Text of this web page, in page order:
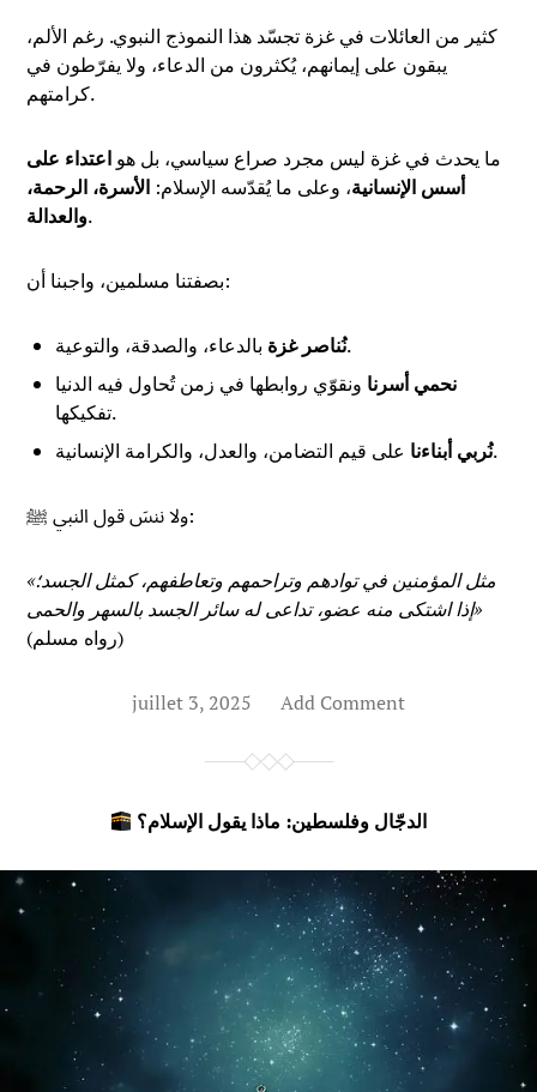
كثير من العائلات في غزة تجسّد هذا النموذج النبوي. رغم الألم،
يبقون على إيمانهم، يُكثرون من الدعاء، ولا يفرّطون في
كرامتهم.
ما يحدث في غزة ليس مجرد صراع سياسي، بل هو اعتداء على
أسس الإنسانية، وعلى ما يُقدّسه الإسلام: الأسرة، الرحمة،
والعدالة.
بصفتنا مسلمين، واجبنا أن:
نُناصر غزةبالدعاء، والصدقة، والتوعية.
نحمي أسرنا ونقوّي روابطها في زمن تُحاول فيه الدنيا
تفكيكها.
نُربي أبناءناعلى قيم التضامن، والعدل، والكرامة الإنسانية.
ولا ننسَ قول النبي ﷺ:
«مثل المؤمنين في توادهم وتراحمهم وتعاطفهم، كمثل الجسد؛
إذا اشتكى منه عضو، تداعى له سائر الجسد بالسهر والحمى»
(رواه مسلم)
juillet 3, 2025 Add Comment
الدجّال وفلسطين: ماذا يقول الإسلام؟